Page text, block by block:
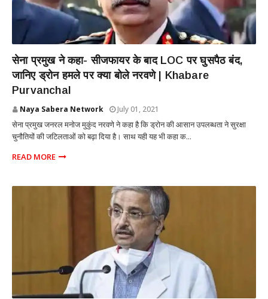
सेना प्रमुख ने कहा- सीजफायर के बाद LOC पर घुसपैठ बंद,
जानिए ड्रोन हमले पर क्या बोले नरवणे | Khabare
Purvanchal
Naya Sabera Network July 01, 2021
सेना प्रमुख जनरल मनोज मुकुंद नरवणे ने कहा है कि ड्रोन की आसान उपलब्धता ने सुरक्षा
चुनौतियों की जटिलताओं को बढ़ा दिया है। साथ यही यह भी कहा क...
READ MORE